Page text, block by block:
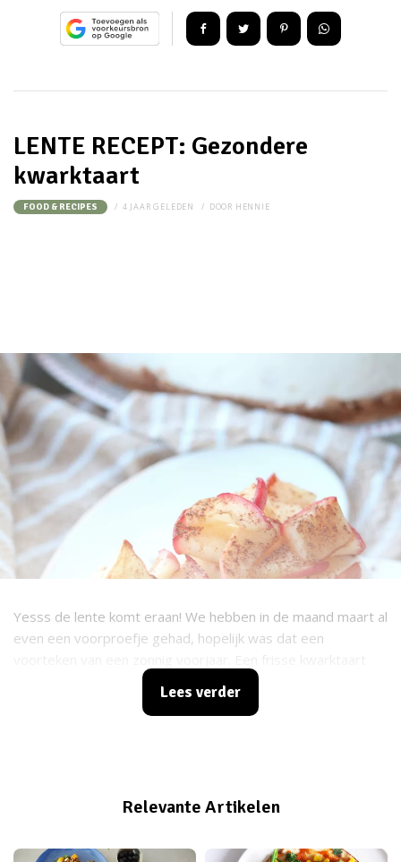
LENTE RECEPT: Gezondere
kwarktaart
FOOD & RECIPES 4 JAAR GELEDEN DOOR HENNIE
Yesss de lente komt eraan! We hebben in de maand maart al
even een voorproefje gehad, hopelijk was dat een
met fijne voedingswaarden is perfect voor de lente als je
Lees verder
Relevante Artikelen